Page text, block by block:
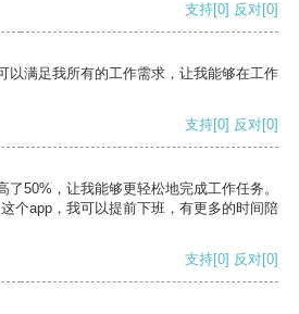
支持[0] 反对[0]
以满足我所有的工作需求，让我能够在工作
支持[0] 反对[0]
了50%，让我能够更轻松地完成工作任务。
个app，我可以提前下班，有更多的时间陪
支持[0] 反对[0]